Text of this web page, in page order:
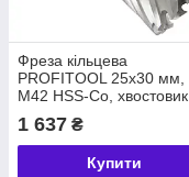
Фреза кільцева
PROFITOOL 25х30 мм,
M42 HSS-Co, хвостовик
(412530M42)
1 637 ₴
Купити